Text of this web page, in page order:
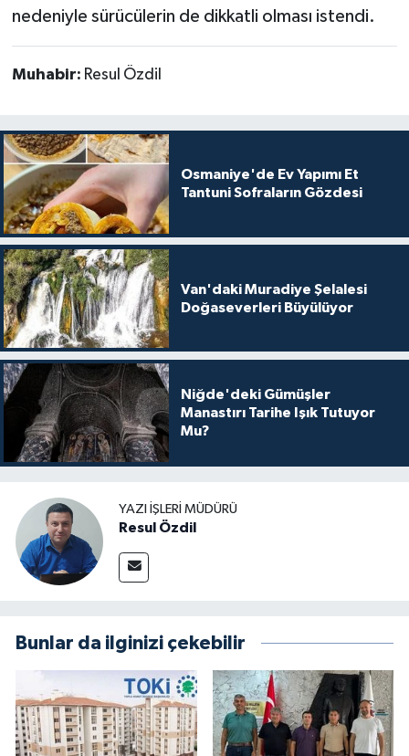
nedeniyle sürücülerin de dikkatli olması istendi.
Muhabir: Resul Özdil
Osmaniye'de Ev Yapımı Et
Tantuni Sofraların Gözdesi
Van'daki Muradiye Şelalesi
Doğaseverleri Büyülüyor
Niğde'deki Gümüşler
Manastırı Tarihe Işık Tutuyor
Mu?
YAZI İŞLERI MÜDÜRÜ
Resul Özdil
Bunlar da ilginizi çekebilir